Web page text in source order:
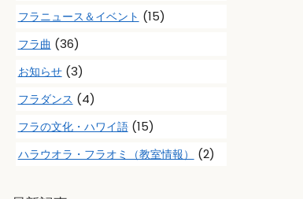
フラニュース＆イベント (15)
フラ曲 (36)
お知らせ(3)
フラダンス (4)
フラの文化・ハワイ語(15)
ハラウオラ・フラオミ（教室情報） (2)